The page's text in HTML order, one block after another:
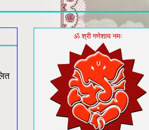
ॐ श्री गणेशाय नमः